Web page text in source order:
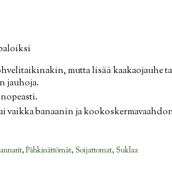
mutta lisää kaakaojauhe
jauhoja.
vaikka banaanin ja
, Pähkinättömät, Soijattomat, Suklaa